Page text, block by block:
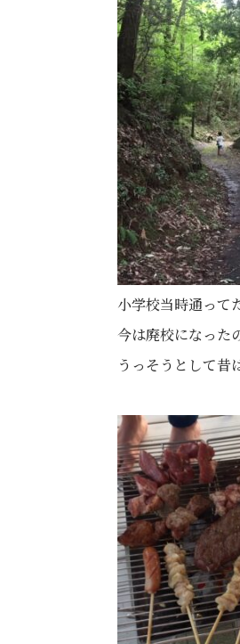
小学校当時通って
今は廃校になった
うっそうとして昔